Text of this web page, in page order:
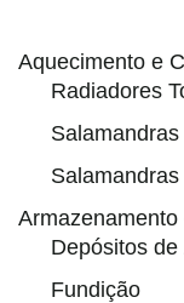
Aquecimento e
Radiadores
Depósitos de
Fundição